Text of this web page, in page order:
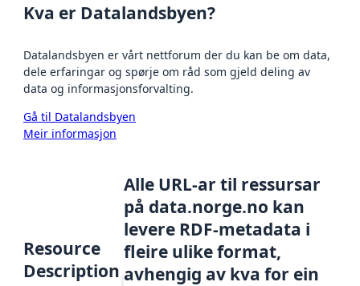
Kva er Datalandsbyen?
Datalandsbyen er vårt nettforum der du kan be om data,
dele erfaringar og spørje om råd som gjeld deling av
data og informasjonsforvalting.
Gå til Datalandsbyen
Meir informasjon
Resource
Description
Alle URL-ar til ressursar
på data.norge.no kan
levere RDF-metadata i
fleire ulike format,
avhengig av kva for ein